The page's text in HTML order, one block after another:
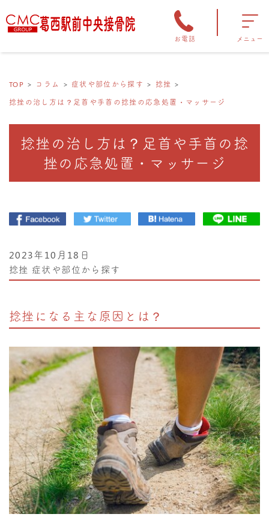
お電話 メニュー
TOP コラム 症状や部位から探す
捻挫
捻挫の治し方は？足首や手首の捻挫の応急処置・マッサージ
捻挫の治し方は？足首や手首の捻
挫の応急処置・マッサージ
2023年10月18日
捻挫 症状や部位から探す
捻挫になる主な原因とは？